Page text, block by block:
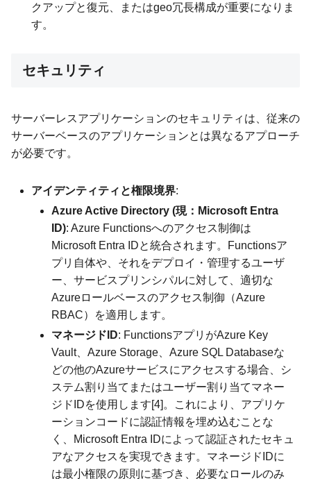
クアップと復元、またはgeo冗長構成が重要になりま
す。
セキュリティ
サーバーレスアプリケーションのセキュリティは、従来の
サーバーベースのアプリケーションとは異なるアプローチ
が必要です。
アイデンティティと権限境界:
Azure Active Directory (現：Microsoft Entra
ID): Azure Functionsへのアクセス制御は
Microsoft Entra IDと統合されます。Functionsア
プリ自体や、それをデプロイ・管理するユーザ
ー、サービスプリンシパルに対して、適切な
Azureロールベースのアクセス制御（Azure
RBAC）を適用します。
マネージドID: FunctionsアプリがAzure Key
Vault、Azure Storage、Azure SQL Databaseな
どの他のAzureサービスにアクセスする場合、シ
ステム割り当てまたはユーザー割り当てマネー
ジドIDを使用します[4]。これにより、アプリケ
ーションコードに認証情報を埋め込むことな
く、Microsoft Entra IDによって認証されたセキュ
アなアクセスを実現できます。マネージドIDに
は最小権限の原則に基づき、必要なロールのみ